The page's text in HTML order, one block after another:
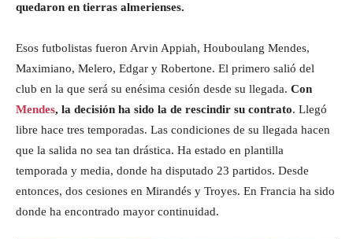
quedaron en tierras almerienses.
Esos futbolistas fueron Arvin Appiah, Houboulang Mendes,
Maximiano, Melero, Edgar y Robertone. El primero salió del
club en la que será su enésima cesión desde su llegada. Con
Mendes, la decisión ha sido la de rescindir su contrato. Llegó
libre hace tres temporadas. Las condiciones de su llegada hacen
que la salida no sea tan drástica. Ha estado en plantilla
temporada y media, donde ha disputado 23 partidos. Desde
entonces, dos cesiones en Mirandés y Troyes. En Francia ha sido
donde ha encontrado mayor continuidad.